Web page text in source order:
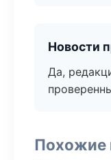
Новости
Да,
Похожие